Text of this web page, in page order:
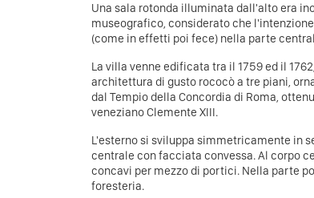
Una sala rotonda illuminata dall'alto era
museografico, considerato che
(come in effetti poi fece) nella parte
La villa venne edificata tra il 1759 ed il
architettura di gusto rococò a tre piani,
dal Tempio della Concordia di Roma,
veneziano Clemente XIII.
L'esterno si sviluppa simmetricamente in
centrale con facciata convessa. Al corpo
concavi per mezzo di portici. Nella parte
foresteria.